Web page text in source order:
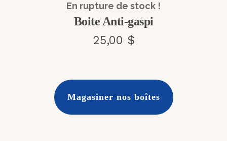
En rupture de stock !
Boite Anti-gaspi
25,00 $
Magasiner nos boîtes